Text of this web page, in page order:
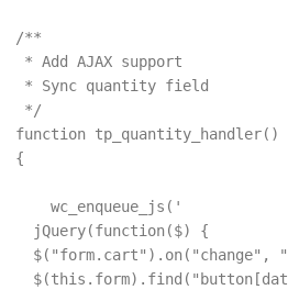
/**
* Add AJAX support
* Sync quantity field
*/
function tp_quantity_handler()
{
    wc_enqueue_js('
  jQuery(function($) {
$("form.cart").on("change",